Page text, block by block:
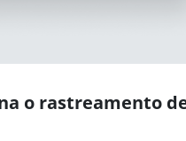
o rastreamento